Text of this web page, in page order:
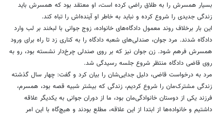
بسیار همسرش را به طلاق راضی‌ کرده است، او معتقد بود که همسرش باید
زندگی جدیدی را شروع کرده و نباید به خاطر او آینده‌اش را تباه کند.
این بار برخلاف روند معمول دادگاه‌های خانواده، زوج‌ جوانی با لبخند بر لب وارد
دادگاه شدند. مرد جوان، صندلی‌های شعبه دادگاه را به کناری زد تا راه برای ورود
همسرش فرهم شود. زن جوان نیز که بر روی صندلی چرخ‌دار نشسته بود، رو به
روی قاضی دادگاه منتظر شروع جلسه رسیدگی شد.
مرد به درخواست قاضی، دلیل جدایی‌شان را بیان کرد و گفت: چهار سال گذشته
زندگی مشترک‌مان را شروع کردیم، زندگی که بیشتر شبیه قصه بود، همسرم،
‌فرزند یکی از دوستان خانوادگی‌مان بود، ما از دوران جوانی به یکدیگر علاقه
داشتیم و خانواده‌ها از ابتدا از این علاقه، مطلع بودند ‌و هیچ‌گاه با این امر